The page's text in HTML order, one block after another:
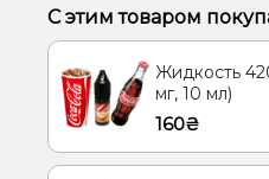
С этим товаром
Жидкость
мг, 10 мл)
160₴